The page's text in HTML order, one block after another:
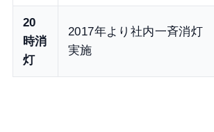
20
時消
灯
2017年より社内一斉消灯
実施